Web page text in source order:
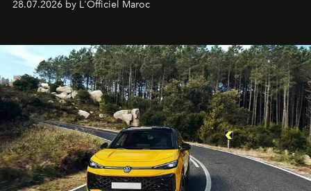
Pillet promet un lieu de vie complet. On y a déjeuné…
28.07.2026 by L'Officiel Maroc